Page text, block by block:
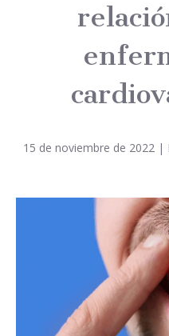
15 de noviembre de 2022|